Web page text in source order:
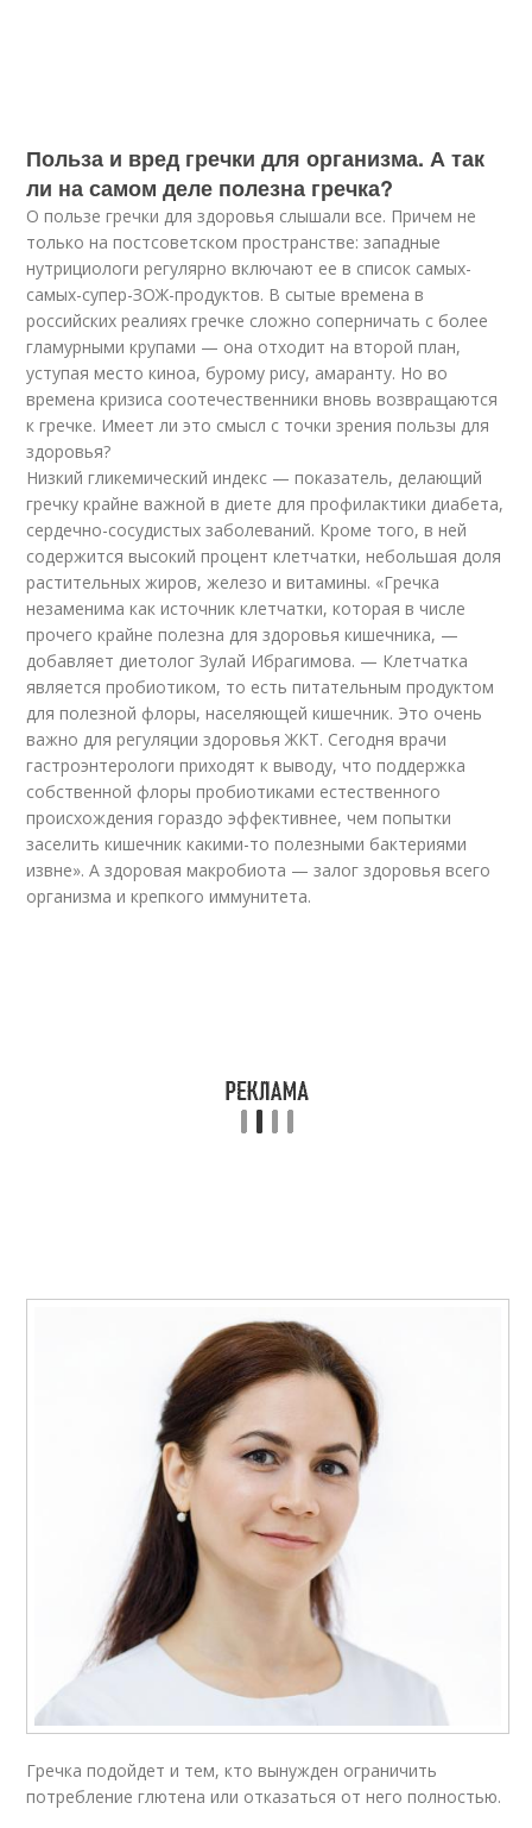
Польза и вред гречки для организма. А так
ли на самом деле полезна гречка?
О пользе гречки для здоровья слышали все. Причем не
только на постсоветском пространстве: западные
нутрициологи регулярно включают ее в список самых-
самых-супер-ЗОЖ-продуктов. В сытые времена в
российских реалиях гречке сложно соперничать с более
гламурными крупами — она отходит на второй план,
уступая место киноа, бурому рису, амаранту. Но во
времена кризиса соотечественники вновь возвращаются
к гречке. Имеет ли это смысл с точки зрения пользы для
здоровья?
Низкий гликемический индекс — показатель, делающий
гречку крайне важной в диете для профилактики диабета,
сердечно-сосудистых заболеваний. Кроме того, в ней
содержится высокий процент клетчатки, небольшая доля
растительных жиров, железо и витамины. «Гречка
незаменима как источник клетчатки, которая в числе
прочего крайне полезна для здоровья кишечника, —
добавляет диетолог Зулай Ибрагимова. — Клетчатка
является пробиотиком, то есть питательным продуктом
для полезной флоры, населяющей кишечник. Это очень
важно для регуляции здоровья ЖКТ. Сегодня врачи
гастроэнтерологи приходят к выводу, что поддержка
собственной флоры пробиотиками естественного
происхождения гораздо эффективнее, чем попытки
заселить кишечник какими-то полезными бактериями
извне». А здоровая макробиота — залог здоровья всего
организма и крепкого иммунитета.
Гречка подойдет и тем, кто вынужден ограничить
потребление глютена или отказаться от него полностью.